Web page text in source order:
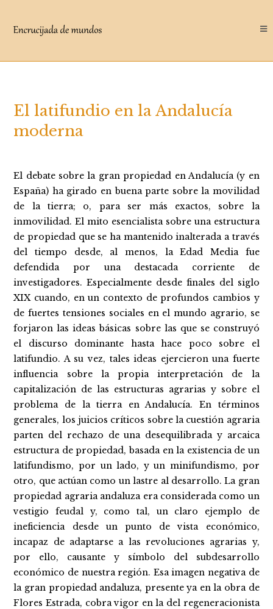
contenido
El latifundio en la Andalucía
moderna
El debate sobre la gran propiedad en Andalucía (y en
España) ha girado en buena parte sobre la movilidad
de la tierra; o, para ser más exactos, sobre la
inmovilidad. El mito esencialista sobre una estructura
de propiedad que se ha mantenido inalterada a través
del tiempo desde, al menos, la Edad Media fue
defendida por una destacada corriente de
investigadores. Especialmente desde finales del siglo
XIX cuando, en un contexto de profundos cambios y
de fuertes tensiones sociales en el mundo agrario, se
forjaron las ideas básicas sobre las que se construyó
el discurso dominante hasta hace poco sobre el
latifundio. A su vez, tales ideas ejercieron una fuerte
influencia sobre la propia interpretación de la
capitalización de las estructuras agrarias y sobre el
problema de la tierra en Andalucía. En términos
generales, los juicios críticos sobre la cuestión agraria
parten del rechazo de una desequilibrada y arcaica
estructura de propiedad, basada en la existencia de un
latifundismo, por un lado, y un minifundismo, por
otro, que actúan como un lastre al desarrollo. La gran
propiedad agraria andaluza era considerada como un
vestigio feudal y, como tal, un claro ejemplo de
ineficiencia desde un punto de vista económico,
incapaz de adaptarse a las revoluciones agrarias y,
por ello, causante y símbolo del subdesarrollo
económico de nuestra región. Esa imagen negativa de
la gran propiedad andaluza, presente ya en la obra de
Flores Estrada, cobra vigor en la del regeneracionista